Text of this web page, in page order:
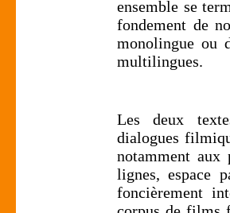
ensemble se
fondement de
monolingue ou
multilingues.
Les deux
dialogues
notamment aux
lignes, espace
foncièrement